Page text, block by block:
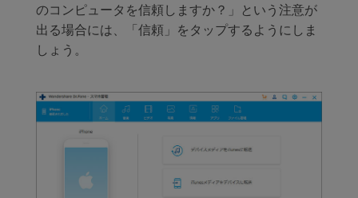
のコンピュータを信頼しますか？」という注意が
出る場合には、「信頼」をタップするようにしま
しょう。